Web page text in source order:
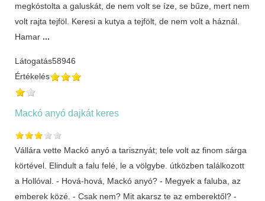
megkóstolta a galuskát, de nem volt se íze, se bűze, mert nem
volt rajta tejföl. Keresi a kutya a tejfölt, de nem volt a háznál.
Hamar ...
Látogatás58946
Értékelés
Mackó anyó dajkát keres
Vállára vette Mackó anyó a tarisznyát; tele volt az finom sárga
körtével. Elindult a falu felé, le a völgybe. útközben találkozott
a Hollóval. - Hová-hová, Mackó anyó? - Megyek a faluba, az
emberek közé. - Csak nem? Mit akarsz te az emberektől? -